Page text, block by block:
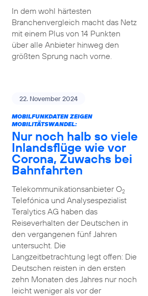
In dem wohl härtesten
Branchenvergleich macht das Netz
mit einem Plus von 14 Punkten
über alle Anbieter hinweg den
größten Sprung nach vorne.
22. November 2024
MOBILFUNKDATEN ZEIGEN
MOBILITÄTSWANDEL:
Nur noch halb so viele
Inlandsflüge wie vor
Corona, Zuwachs bei
Bahnfahrten
Telekommunikationsanbieter O2
Telefónica und Analysespezialist
Teralytics AG haben das
Reiseverhalten der Deutschen in
den vergangenen fünf Jahren
untersucht. Die
Langzeitbetrachtung legt offen: Die
Deutschen reisten in den ersten
zehn Monaten des Jahres nur noch
leicht weniger als vor der